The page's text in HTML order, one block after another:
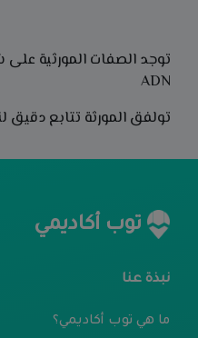
توجد الصفات المورثية
ADN
تولفق المورثة تتابع دقيق
توب أكاديمي
نبذة عنا
ما هي توب أكاديمي؟